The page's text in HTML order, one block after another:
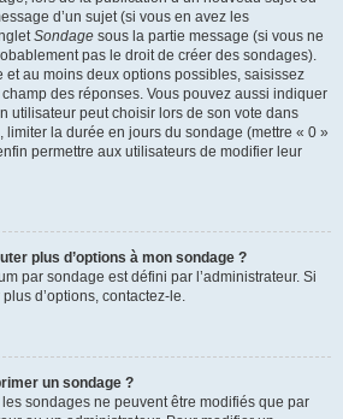
d’un sujet (si vous en avez les
Sondage sous la partie message (si vous ne
pas le droit de créer des sondages).
et au moins deux options possibles, saisissez
des réponses. Vous pouvez aussi indiquer
utilisateur peut choisir lors de son vote dans
limiter la durée en jours du sondage (mettre « 0 »
permettre aux utilisateurs de modifier leur
plus d’options à mon sondage ?
par sondage est défini par l’administrateur. Si
d’options, contactez-le.
un sondage ?
sondages ne peuvent être modifiés que par